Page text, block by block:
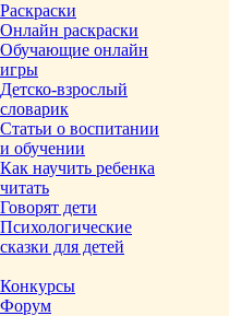
Раскраски
Онлайн раскраски
Обучающие онлайн
игры
Детско-взрослый
словарик
Статьи о воспитании
и обучении
Как научить ребенка
читать
Говорят дети
Психологические
сказки для детей
Конкурсы
Форум